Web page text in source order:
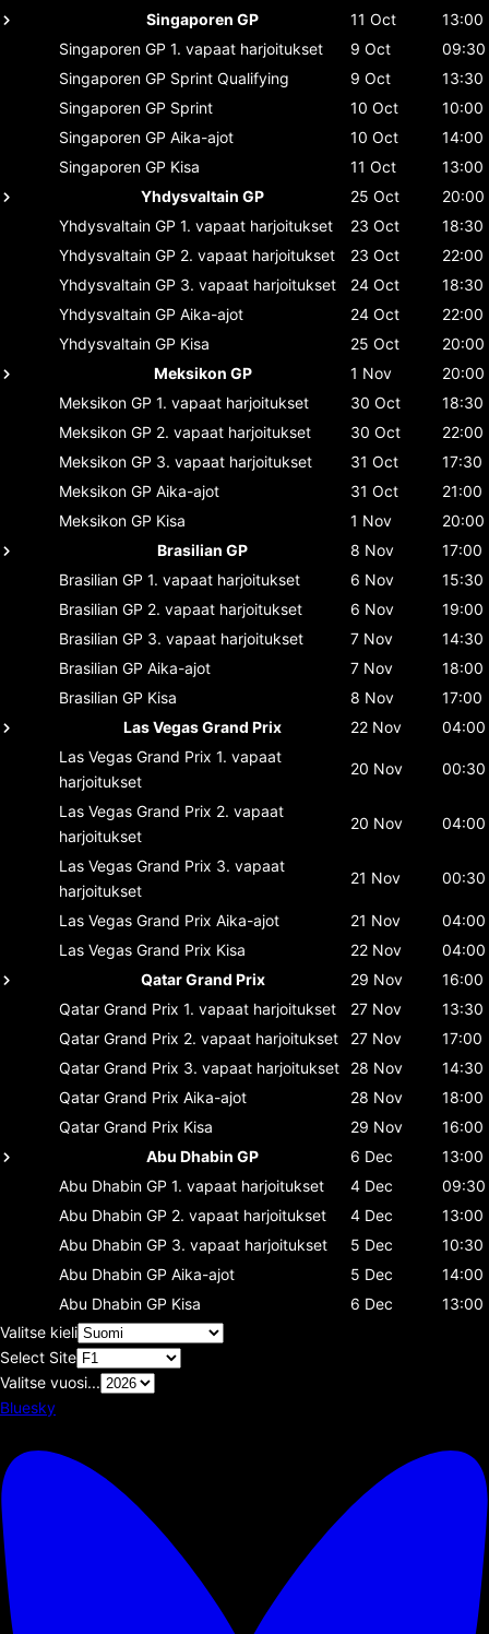
Singaporen GP
11 Oct
13:00
Singaporen GP 1. vapaat harjoitukset 9 Oct
09:30
Singaporen GP Sprint Qualifying 9 Oct
13:30
Singaporen GP Sprint 10 Oct
10:00
Singaporen GP Aika-ajot 10 Oct
14:00
Singaporen GP Kisa 11 Oct
13:00
Yhdysvaltain GP
25 Oct
20:00
Yhdysvaltain GP 1. vapaat harjoitukset 23 Oct
18:30
Yhdysvaltain GP 2. vapaat harjoitukset 23 Oct
22:00
Yhdysvaltain GP 3. vapaat harjoitukset 24 Oct
18:30
Yhdysvaltain GP Aika-ajot 24 Oct
22:00
Yhdysvaltain GP Kisa 25 Oct
20:00
Meksikon GP
1 Nov
20:00
Meksikon GP 1. vapaat harjoitukset 30 Oct
18:30
Meksikon GP 2. vapaat harjoitukset 30 Oct
22:00
Meksikon GP 3. vapaat harjoitukset 31 Oct
17:30
Meksikon GP Aika-ajot 31 Oct
21:00
Meksikon GP Kisa 1 Nov
20:00
Brasilian GP
8 Nov
17:00
Brasilian GP 1. vapaat harjoitukset 6 Nov
15:30
Brasilian GP 2. vapaat harjoitukset 6 Nov
19:00
Brasilian GP 3. vapaat harjoitukset 7 Nov
14:30
Brasilian GP Aika-ajot 7 Nov
18:00
Brasilian GP Kisa 8 Nov
17:00
Las Vegas Grand Prix
22 Nov
04:00
Las Vegas Grand Prix 1. vapaat
harjoitukset
20 Nov 00:30
Las Vegas Grand Prix 2. vapaat
harjoitukset
20 Nov 04:00
Las Vegas Grand Prix 3. vapaat
harjoitukset
21 Nov 00:30
Las Vegas Grand Prix Aika-ajot 21 Nov
04:00
Las Vegas Grand Prix Kisa 22 Nov
04:00
Qatar Grand Prix
29 Nov
16:00
Qatar Grand Prix 1. vapaat harjoitukset 27 Nov
13:30
Qatar Grand Prix 2. vapaat harjoitukset 27 Nov
17:00
Qatar Grand Prix 3. vapaat harjoitukset 28 Nov
14:30
Qatar Grand Prix Aika-ajot 28 Nov
18:00
Qatar Grand Prix Kisa 29 Nov
16:00
Abu Dhabin GP
6 Dec
13:00
Abu Dhabin GP 1. vapaat harjoitukset 4 Dec
09:30
Abu Dhabin GP 2. vapaat harjoitukset 4 Dec
13:00
Abu Dhabin GP 3. vapaat harjoitukset 5 Dec
10:30
Abu Dhabin GP Aika-ajot 5 Dec
14:00
Abu Dhabin GP Kisa 6 Dec
13:00
Valitse kieli
Select Site
Valitse vuosi...
Bluesky